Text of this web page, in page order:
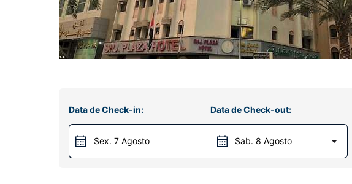
Data de Check-in:
Sex. 7 Agosto
Data de Check-out:
Sab. 8 Agosto